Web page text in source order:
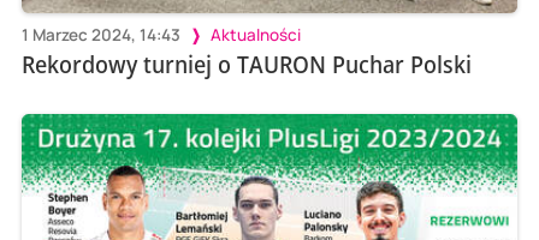
1 Marzec 2024, 14:43 Aktualności
Rekordowy turniej o TAURON Puchar Polski